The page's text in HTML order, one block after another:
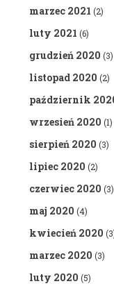
marzec 2021 (2)
luty 2021 (6)
grudzień 2020 (3)
listopad 2020 (2)
październik
wrzesień 2020 (1)
sierpień 2020 (3)
lipiec 2020 (2)
czerwiec 2020 (3)
maj 2020 (4)
kwiecień 2020
marzec 2020 (3)
luty 2020 (5)